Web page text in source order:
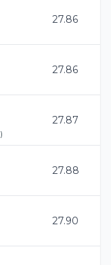
27.86
27.86
)
27.87
27.88
27.90